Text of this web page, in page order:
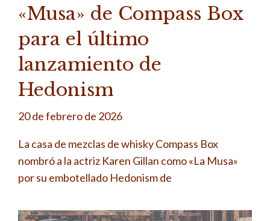
«Musa» de Compass Box
para el último
lanzamiento de
Hedonism
20 de febrero de 2026
La casa de mezclas de whisky Compass Box
nombró a la actriz Karen Gillan como «La Musa»
por su embotellado Hedonism de